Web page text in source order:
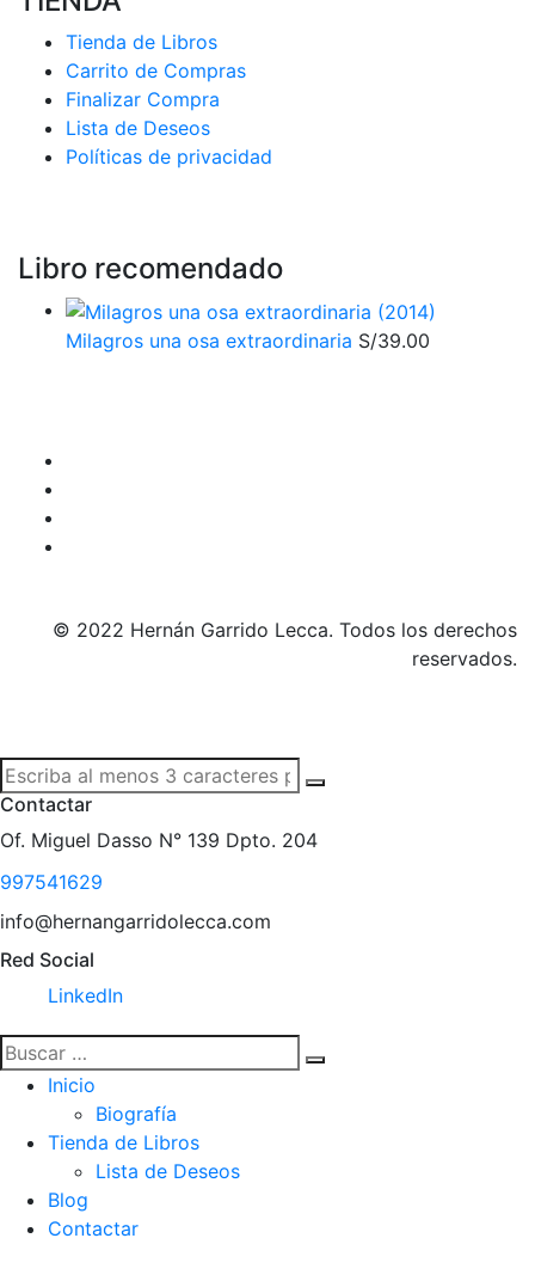
Tienda de Libros
Carrito de Compras
Finalizar Compra
Lista de Deseos
Políticas de privacidad
Libro recomendado
Milagros una osa extraordinaria S/39.00
© 2022 Hernán Garrido Lecca. Todos los derechos
reservados.
Contactar
Of. Miguel Dasso N° 139 Dpto. 204
997541629
info@hernangarridolecca.com
Red Social
LinkedIn
Inicio
Biografía
Tienda de Libros
Lista de Deseos
Blog
Contactar